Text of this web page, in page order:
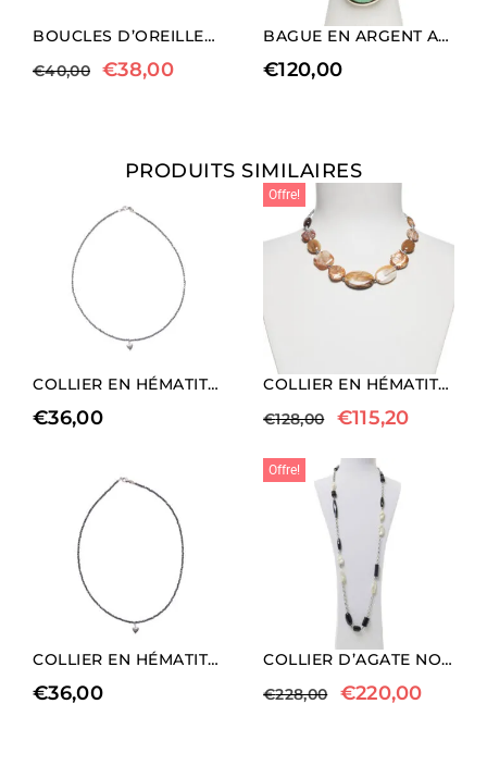
BOUCLES D’OREILLES EN AGATE NOIRE ET PERLES
€40,00 €38,00
BAGUE EN ARGENT AVEC CHRYSOPRASE
€120,00
PRODUITS SIMILAIRES
COLLIER EN HÉMATITE RHODIÉE AVEC CHARM EN FORME DE CŒUR (LONGUEUR COURTE).
€36,00
Offre!
COLLIER EN HÉMATITE, GROSSULAIRE ET PERLES
€128,00 €115,20
COLLIER EN HÉMATITE NATURELLE AVEC CHARM EN FORME DE CŒUR (LONGUEUR COURTE)
€36,00
Offre!
COLLIER D’AGATE NOIRE ET DE PERLES EN ARGENT
€228,00 €220,00